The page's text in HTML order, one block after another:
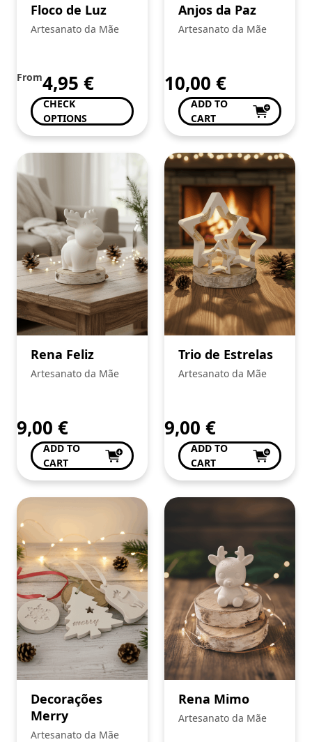
Floco de Luz
Artesanato da Mãe
From4,95 €
CHECK
OPTIONS
Anjos da Paz
Artesanato da Mãe
10,00 €
ADD TO
CART
Rena Feliz
Artesanato da Mãe
9,00 €
ADD TO
CART
Trio de Estrelas
Artesanato da Mãe
9,00 €
ADD TO
CART
Decorações
Merry
Artesanato da Mãe
Rena Mimo
Artesanato da Mãe